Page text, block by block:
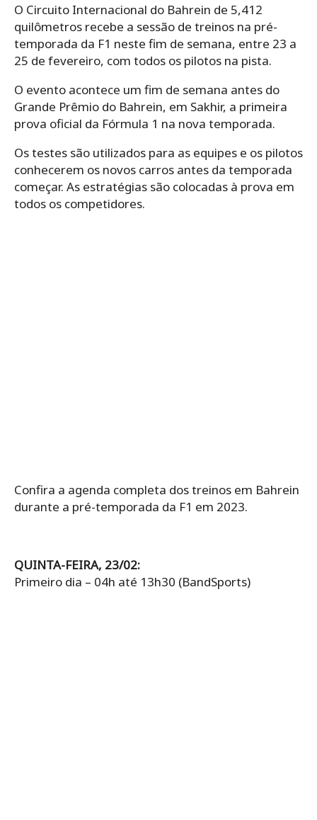
O Circuito Internacional do Bahrein de 5,412
quilômetros recebe a sessão de treinos na pré-
temporada da F1 neste fim de semana, entre 23 a
25 de fevereiro, com todos os pilotos na pista.
O evento acontece um fim de semana antes do
Grande Prêmio do Bahrein, em Sakhir, a primeira
prova oficial da Fórmula 1 na nova temporada.
Os testes são utilizados para as equipes e os pilotos
conhecerem os novos carros antes da temporada
começar. As estratégias são colocadas à prova em
todos os competidores.
Confira a agenda completa dos treinos em Bahrein
durante a pré-temporada da F1 em 2023.
QUINTA-FEIRA, 23/02:
Primeiro dia – 04h até 13h30 (BandSports)